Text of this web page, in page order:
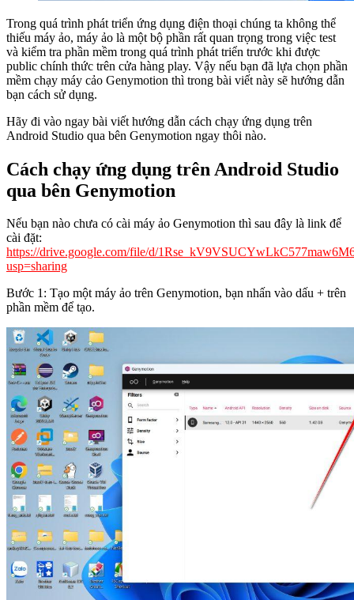
Trong quá trình phát triển ứng dụng điện thoại chúng ta không thể
thiếu máy ảo, máy ảo là một bộ phần rất quan trọng trong việc test
và kiểm tra phần mềm trong quá trình phát triển trước khi được
public chính thức trên cửa hàng play. Vậy nếu bạn đã lựa chọn phần
mềm chạy máy cảo Genymotion thì trong bài viết này sẽ hướng dẫn
bạn cách sử dụng.
Hãy đi vào ngay bài viết hướng dẫn cách chạy ứng dụng trên
Android Studio qua bên Genymotion ngay thôi nào.
Cách chạy ứng dụng trên Android Studio
qua bên Genymotion
Nếu bạn nào chưa có cài máy ảo Genymotion thì sau đây là link để
cài đặt:
https://drive.google.com/file/d/
usp=sharing
Bước 1: Tạo một máy ảo trên Genymotion, bạn nhấn vào dấu + trên
phần mềm để tạo.